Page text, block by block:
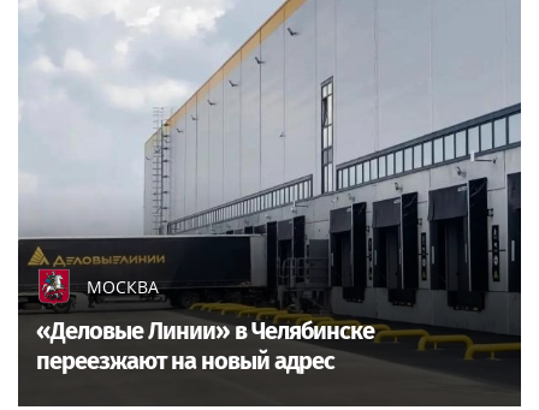
МОСКВА
«Деловые Линии» в Челябинске
переезжают на новый адрес